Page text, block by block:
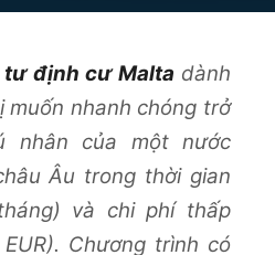
tư định cư Malta dành
muốn nhanh chóng trở
nhân của một nước
Âu trong thời gian
và chi phí thấp
Chương trình có